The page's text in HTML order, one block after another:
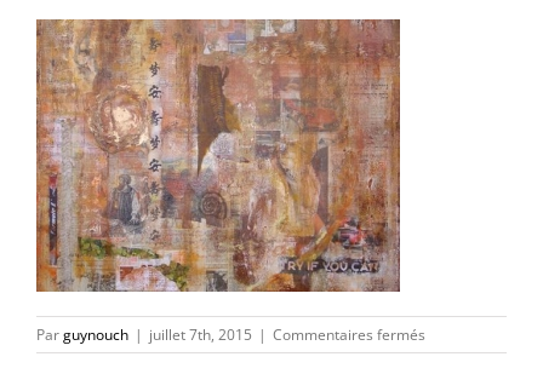
Parguynouch | juillet 7th, 2015 | Commentaires fermés
Try